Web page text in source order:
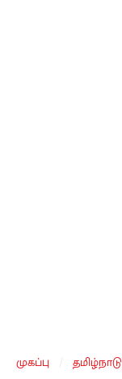
முகப்பு தமிழ்நாடு